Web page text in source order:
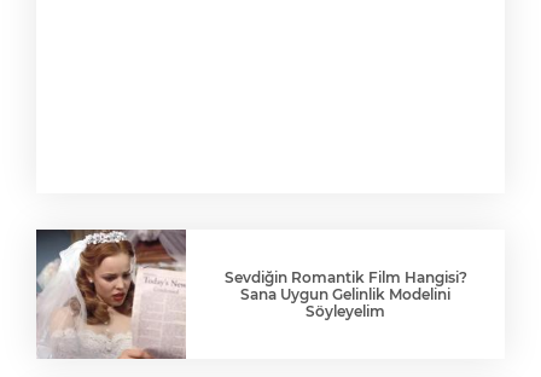
Sevdiğin Romantik Film Hangisi?
Sana Uygun Gelinlik Modelini
Söyleyelim